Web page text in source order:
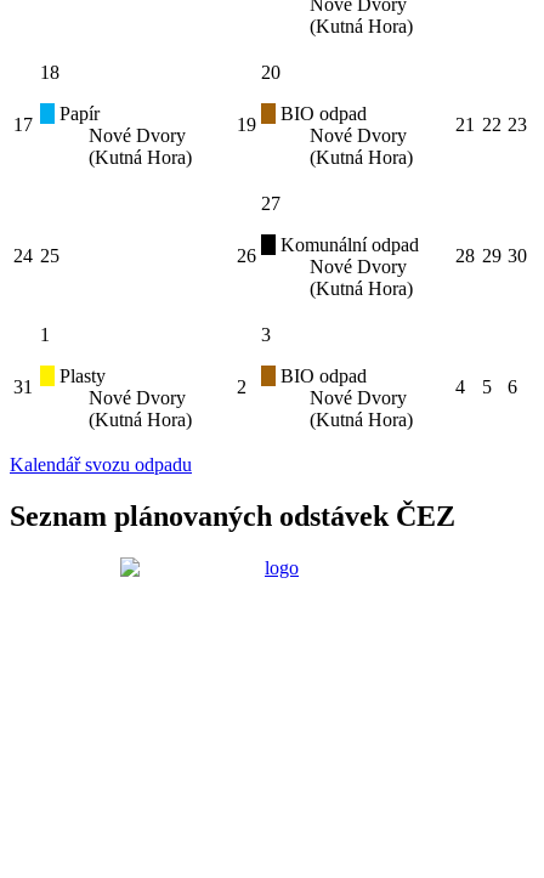
Nové Dvory
(Kutná Hora)
17
18
Papír
Nové Dvory
(Kutná Hora)
19
20
BIO odpad
Nové Dvory
(Kutná Hora)
21 22 23
24 25 26
27
Komunální odpad
Nové Dvory
(Kutná Hora)
28 29 30
31
1
Plasty
Nové Dvory
(Kutná Hora)
2
3
BIO odpad
Nové Dvory
(Kutná Hora)
4 5 6
Kalendář svozu odpadu
Seznam plánovaných odstávek ČEZ